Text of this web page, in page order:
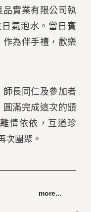
實業有限公司執
氣泡水。當日賓
為伴手禮，歡樂
長同仁及參加者
滿完成這次的頒
情依依，互道珍
次團聚。
more...